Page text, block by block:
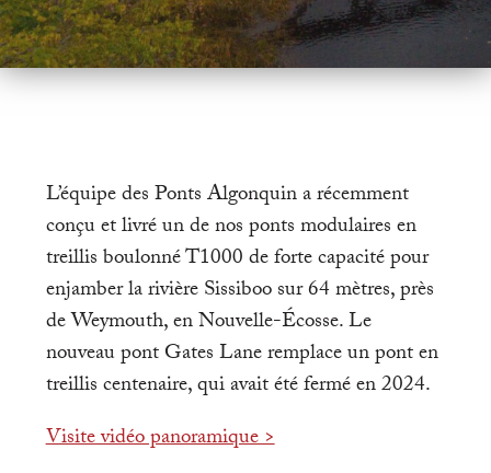
L’équipe des Ponts Algonquin a récemment
conçu et livré un de nos ponts modulaires en
treillis boulonné T1000 de forte capacité pour
enjamber la rivière Sissiboo sur 64 mètres, près
de Weymouth, en Nouvelle-Écosse. Le
nouveau pont Gates Lane remplace un pont en
treillis centenaire, qui avait été fermé en 2024.
Visite vidéo panoramique >